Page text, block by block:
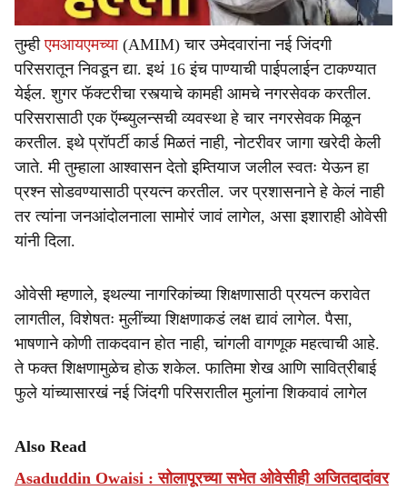
तुम्हीएमआयएमच्या(AMIM) चार उमेदवारांना नई जिंदगी
परिसरातून निवडून द्या. इथं 16 इंच पाण्याची पाईपलाईन टाकण्यात
येईल. शुगर फॅक्टरीचा रस्त्याचे कामही आमचे नगरसेवक करतील.
परिसरासाठी एक ऍम्ब्युलन्सची व्यवस्था हे चार नगरसेवक मिळून
करतील. इथे प्रॉपर्टी कार्ड मिळतं नाही, नोटरीवर जागा खरेदी केली
जाते. मी तुम्हाला आश्वासन देतो इम्तियाज जलील स्वतः येऊन हा
प्रश्न सोडवण्यासाठी प्रयत्न करतील. जर प्रशासनाने हे केलं नाही
तर त्यांना जनआंदोलनाला सामोरं जावं लागेल, असा इशाराही ओवेसी
यांनी दिला.
ओवेसी म्हणाले, इथल्या नागरिकांच्या शिक्षणासाठी प्रयत्न करावेत
लागतील, विशेषतः मुलींच्या शिक्षणाकडं लक्ष द्यावं लागेल. पैसा,
भाषणाने कोणी ताकदवान होत नाही, चांगली वागणूक महत्वाची आहे.
ते फक्त शिक्षणामुळेच होऊ शकेल. फातिमा शेख आणि सावित्रीबाई
फुले यांच्यासारखं नई जिंदगी परिसरातील मुलांना शिकवावं लागेल
Also Read
Asaduddin Owaisi : सोलापूरच्या सभेत ओवेसीही अजितदादांवर